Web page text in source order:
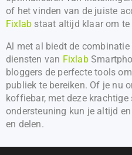
of het vinden van de juiste
Fixlab staat altijd klaar om te
Al met al biedt de combinatie
diensten van Fixlab
bloggers de perfecte tools
publiek te bereiken. Of je nu
koffiebar, met deze
ondersteuning kun je altijd
en delen.